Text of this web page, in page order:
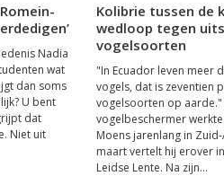
Nadia
wat
dan soms
U bent
dat
Niet uit
Kolibrie tussen de
wedloop tegen
vogelsoorten
"In Ecuador leven meer
vogels, dat is zeventien
vogelsoorten op
vogelbeschermer
Moens jarenlang in
maart vertelt hij erover
Leidse Lente. Na zijn...